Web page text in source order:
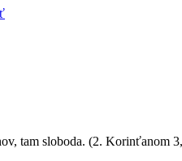
tam sloboda. (2. Korinťanom